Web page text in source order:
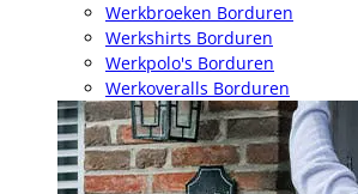
Werkbroeken Borduren
Werkshirts Borduren
Werkpolo's Borduren
Werkoveralls Borduren